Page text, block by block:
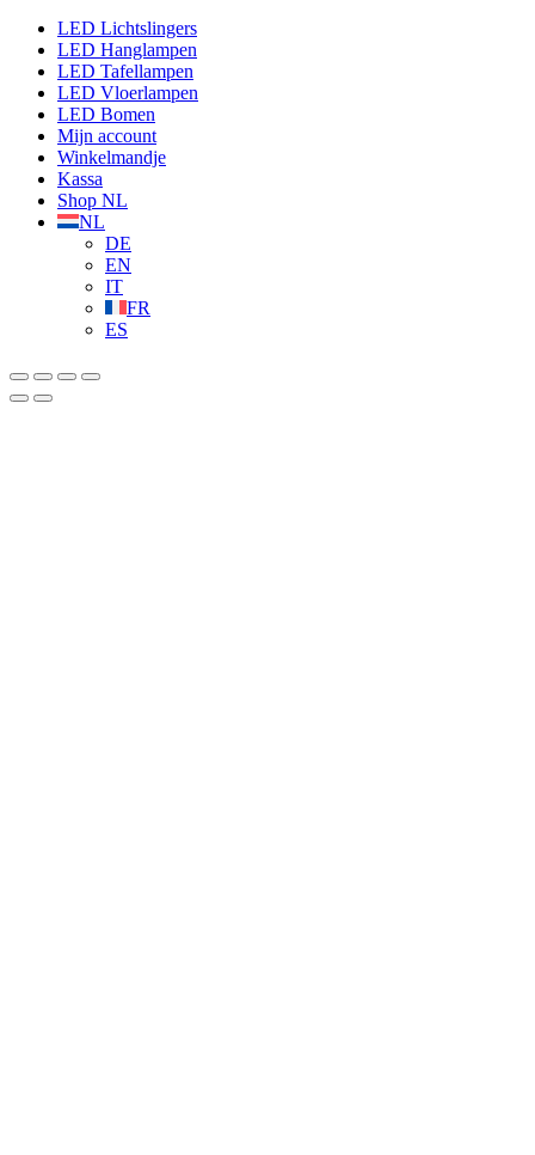
LED Lichtslingers
LED Hanglampen
LED Tafellampen
LED Vloerlampen
LED Bomen
Mijn account
Winkelmandje
Kassa
Shop NL
NL
DE
EN
IT
FR
ES